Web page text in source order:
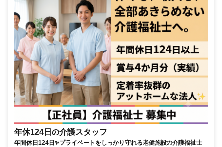
年休124日の介護スタッフ
年間休日124日✨プライベートをしっかり守れる老健施設の介護福祉士